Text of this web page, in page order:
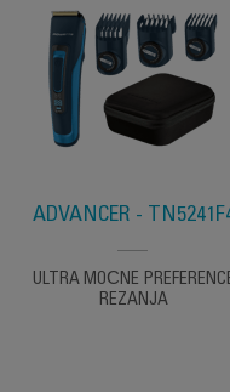
ADVANCER -
ULTRA MOĆNE
REZANJA